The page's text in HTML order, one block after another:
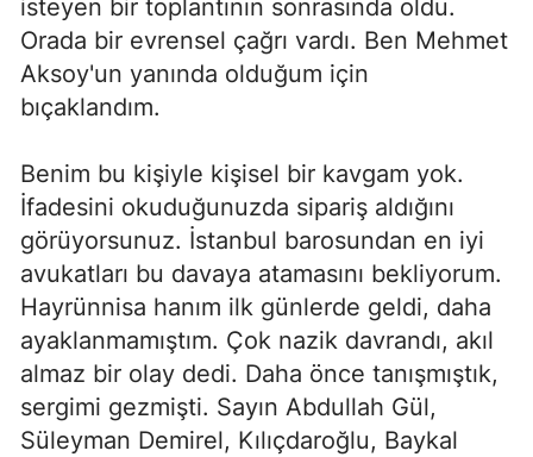
isteyen bir toplantının sonrasında oldu.
Orada bir evrensel çağrı vardı. Ben Mehmet
Aksoy'un yanında olduğum için
bıçaklandım.
Benim bu kişiyle kişisel bir kavgam yok.
İfadesini okuduğunuzda sipariş aldığını
görüyorsunuz. İstanbul barosundan en iyi
avukatları bu davaya atamasını bekliyorum.
Hayrünnisa hanım ilk günlerde geldi, daha
ayaklanmamıştım. Çok nazik davrandı, akıl
almaz bir olay dedi. Daha önce tanışmıştık,
sergimi gezmişti. Sayın Abdullah Gül,
Süleyman Demirel, Kılıçdaroğlu, Baykal